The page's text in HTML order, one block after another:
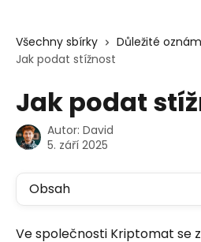
Všechny sbírky
Důležité
Jak podat stížnost
Jak podat
Autor: David
5. září 2025
Obsah
Ve společnosti Kriptomat se